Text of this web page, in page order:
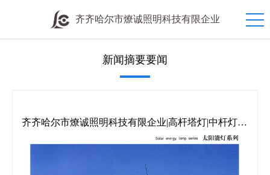
齐齐哈尔市燎诚照明科技有限企业
新闻摘要要闻
齐齐哈尔市燎诚照明科技有限企业|高杆塔灯|中杆灯|
道路灯|庭院灯|草坪灯|地埋灯|欧式灯|防潮灯|工矿灯|机